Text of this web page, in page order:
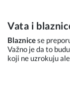
Vata i
Blaznicese
Važno je da to
koji ne uzrokuju